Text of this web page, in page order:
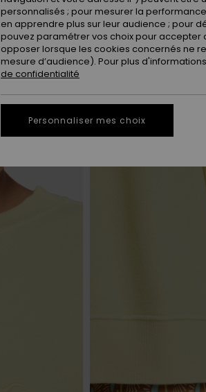
personnalisés ; pour mesurer la
en apprendre plus sur leur audience ; pour
pouvez paramétrer vos choix pour accepter
opposer lorsque les cookies concernés ne
mesure d’audience). Pour plus
de confidentialité
Personnaliser mes choix